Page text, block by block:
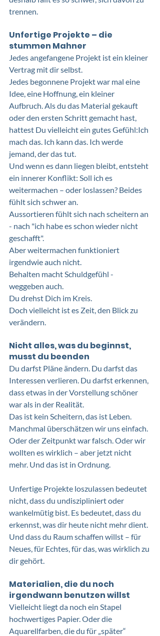
trennen.
Unfertige Projekte – die
stummen Mahner
Jedes angefangene Projekt ist ein kleiner
Vertrag mit dir selbst.
Jedes begonnene Projekt war mal eine
Idee, eine Hoffnung, ein kleiner
Aufbruch. Als du das Material gekauft
oder den ersten Schritt gemacht hast,
hattest Du vielleicht ein gutes Gefühl:Ich
mach das. Ich kann das. Ich werde
jemand, der das tut.
Und wenn es dann liegen bleibt, entsteht
ein innerer Konflikt: Soll ich es
weitermachen – oder loslassen? Beides
fühlt sich schwer an.
Aussortieren fühlt sich nach scheitern an
- nach "ich habe es schon wieder nicht
geschafft".
Aber weitermachen funktioniert
irgendwie auch nicht.
Behalten macht Schuldgefühl -
weggeben auch.
Du drehst Dich im Kreis.
Doch vielleicht ist es Zeit, den Blick zu
verändern.
Nicht alles, was du beginnst,
musst du beenden
Du darfst Pläne ändern. Du darfst das
Interessen verlieren. Du darfst erkennen,
dass etwas in der Vorstellung schöner
war als in der Realität.
Das ist kein Scheitern, das ist Leben.
Manchmal überschätzen wir uns einfach.
Oder der Zeitpunkt war falsch. Oder wir
wollten es wirklich – aber jetzt nicht
mehr. Und das ist in Ordnung.
Unfertige Projekte loszulassen bedeutet
nicht, dass du undiszipliniert oder
wankelmütig bist. Es bedeutet, dass du
erkennst, was dir heute nicht mehr dient.
Und dass du Raum schaffen willst – für
Neues, für Echtes, für das, was wirklich zu
dir gehört.
Materialien, die du noch
irgendwann benutzen willst
Vielleicht liegt da noch ein Stapel
hochwertiges Papier. Oder die
Aquarellfarben, die du für „später“